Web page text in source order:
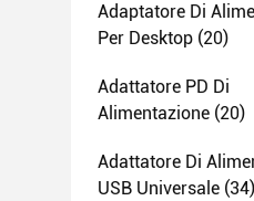
Adaptatore Di
Per Desktop (20)
Adattatore PD Di
Alimentazione (20)
Adattatore Di
USB Universale (34)